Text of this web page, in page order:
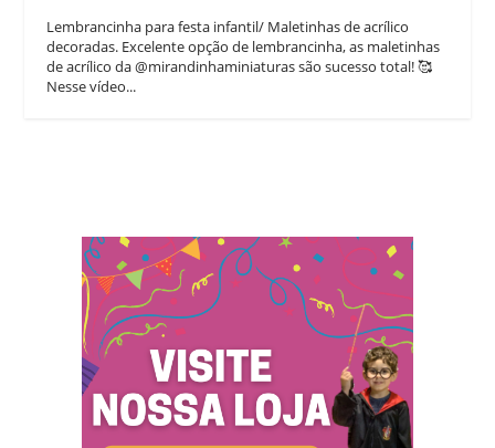
Lembrancinha para festa infantil/ Maletinhas de acrílico
decoradas. Excelente opção de lembrancinha, as maletinhas
de acrílico da @mirandinhaminiaturas são sucesso total! 🥰
Nesse vídeo...